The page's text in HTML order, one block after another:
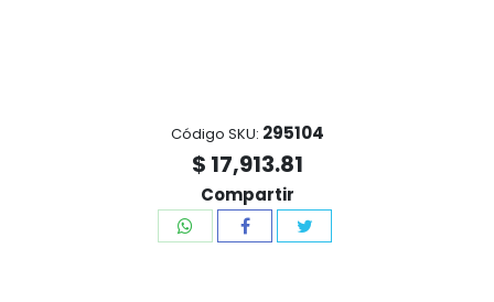
Código SKU: 295104
$ 17,913.81
Compartir